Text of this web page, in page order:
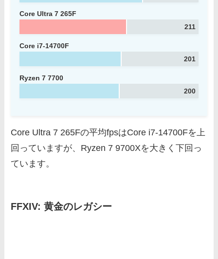
Core Ultra 7 265F
211
Core i7-14700F
201
Ryzen 7 7700
200
Core Ultra 7 265Fの平均fpsはCore i7-14700Fを上
回っていますが、Ryzen 7 9700Xを大きく下回っ
ています。
FFXIV: 黄金のレガシー